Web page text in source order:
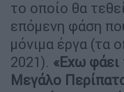
το οποίο θα
επόμενη φάση
μόνιμα έργα (τα
2021). «Εχω φάει
Μεγάλο